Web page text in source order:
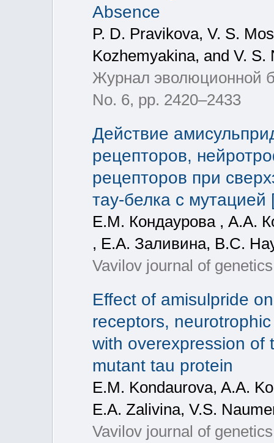
Absence
P. D. Pravikova, V. S.
Kozhemyakina, and V. S.
Журнал эволюционной
No. 6, pp. 2420–2433
Действие
рецепторов,
рецепторов при
тау-белка с
Е.М. Кондаурова , А.А.
, Е.А. Заливина, В.С.
Vavilov journal of
Effect of amisulpride
receptors,
with overexpression of
mutant tau protein
E.M. Kondaurova, A.A.
E.A. Zalivina, V.S.
Vavilov journal of